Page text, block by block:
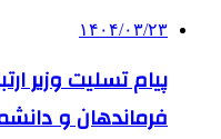
۱۴۰۴/۰۳/۲۳
پیام تسلیت وزیر
فرماندهان و